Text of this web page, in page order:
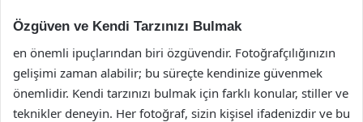
Özgüven ve Kendi Tarzınızı Bulmak
en önemli ipuçlarından biri özgüvendir. Fotoğrafçılığınızın
gelişimi zaman alabilir; bu süreçte kendinize güvenmek
önemlidir. Kendi tarzınızı bulmak için farklı konular, stiller ve
teknikler deneyin. Her fotoğraf, sizin kişisel ifadenizdir ve bu